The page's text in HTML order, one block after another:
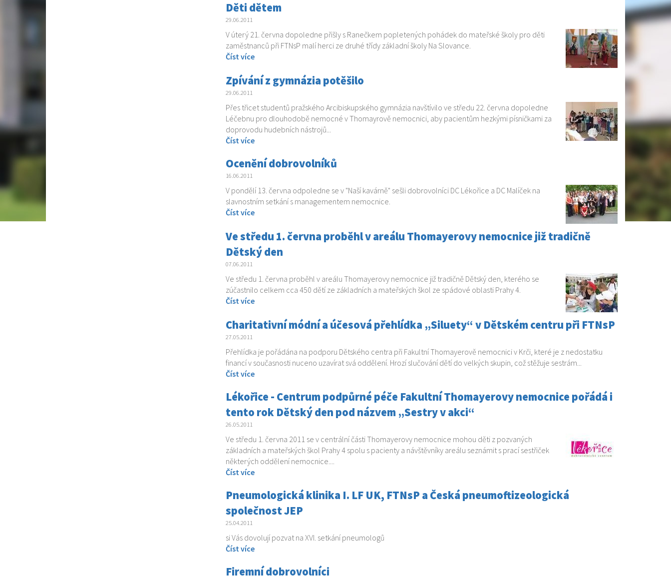
Děti dětem
29.06.2011
V úterý 21. června dopoledne přišly s Ranečkem popletených pohádek do mateřské školy pro děti
zaměstnanců při FTNsP malí herci ze druhé třídy základní školy Na Slovance.
Číst více
Zpívání z gymnázia potěšilo
29.06.2011
Přes třicet studentů pražského Arcibiskupského gymnázia navštívilo ve středu 22. června dopoledne
Léčebnu pro dlouhodobě nemocné v Thomayrově nemocnici, aby pacientům hezkými písničkami za
doprovodu hudebních nástrojů...
Číst více
Ocenění dobrovolníků
16.06.2011
V pondělí 13. června odpoledne se v "Naší kavárně" sešli dobrovolníci DC Lékořice a DC Malíček na
slavnostním setkání s managementem nemocnice.
Číst více
Ve středu 1. června proběhl v areálu Thomayerovy nemocnice již tradičně
Dětský den
07.06.2011
Ve středu 1. června proběhl v areálu Thomayerovy nemocnice již tradičně Dětský den, kterého se
zúčastnilo celkem cca 450 dětí ze základních a mateřských škol ze spádové oblasti Prahy 4.
Číst více
Charitativní módní a účesová přehlídka „Siluety“ v Dětském centru při FTNsP
27.05.2011
Přehlídka je pořádána na podporu Dětského centra při Fakultní Thomayerově nemocnici v Krči, které je z nedostatku
financí v současnosti nuceno uzavírat svá oddělení. Hrozí slučování dětí do velkých skupin, což stěžuje sestrám...
Číst více
Lékořice - Centrum podpůrné péče Fakultní Thomayerovy nemocnice pořádá i
tento rok Dětský den pod názvem „Sestry v akci“
26.05.2011
Ve středu 1. června 2011 se v centrální části Thomayerovy nemocnice mohou děti z pozvaných
základních a mateřských škol Prahy 4 spolu s pacienty a návštěvníky areálu seznámit s prací sestřiček
některých oddělení nemocnice....
Číst více
Pneumologická klinika I. LF UK, FTNsP a Česká pneumoftizeologická
společnost JEP
25.04.2011
si Vás dovolují pozvat na XVI. setkání pneumologů
Číst více
Firemní dobrovolníci